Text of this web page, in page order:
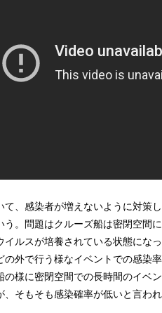
て、感染者が増えないように対策
。問題はクルーズ船は密閉空間
イルスが培養されている状態にな
の外で行う様なイベントでの感染
の様に密閉空間での長時間のイベ
、そもそも感染確率が低いと言わ